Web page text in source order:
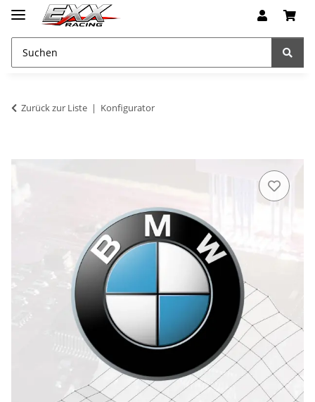
Zurück zur Liste Konfigurator